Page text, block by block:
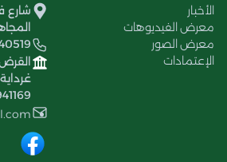
الأخبار
معرض الفيديوهات
معرض الصور
الإعتمادات
شارع